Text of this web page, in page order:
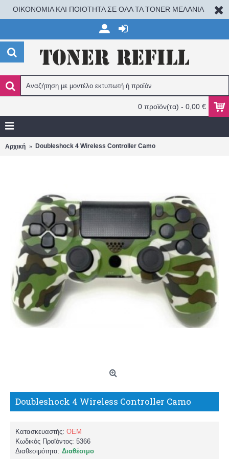
ΟΙΚΟΝΟΜΙΑ ΚΑΙ ΠΟΙΟΤΗΤΑ ΣΕ ΟΛΑ ΤΑ TONER ΜΕΛΑΝΙΑ
0 προϊόν(τα) - 0,00 €
Αρχική Doubleshock 4 Wireless Controller Camo
Doubleshock 4 Wireless Controller Camo
Κατασκευαστής: OEM
Κωδικός Προϊόντος: 5366
Διαθεσιμότητα: Διαθέσιμο